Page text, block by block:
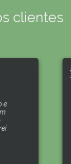
clientes
e